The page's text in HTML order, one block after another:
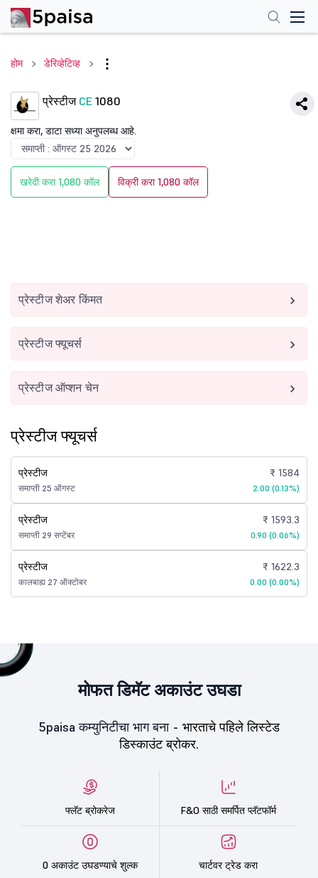
होम डेरिव्हेटिव्ह
प्रेस्टीज CE 1080
क्षमा करा, डाटा सध्या अनुपलब्ध आहे.
खरेदी करा 1,080 कॉल विक्री करा 1,080 कॉल
प्रेस्टीज शेअर किंमत
प्रेस्टीज फ्यूचर्स
प्रेस्टीज ऑप्शन चेन
प्रेस्टीज फ्यूचर्स
प्रेस्टीज
समाप्ती 25 ऑगस्ट
₹ 1584
2.00 (0.13%)
प्रेस्टीज
समाप्ती 29 सप्टेंबर
₹ 1593.3
0.90 (0.06%)
प्रेस्टीज
कालबाह्य 27 ऑक्टोबर
₹ 1622.3
0.00 (0.00%)
मोफत डिमॅट अकाउंट उघडा
5paisa कम्युनिटीचा भाग बना - भारताचे पहिले लिस्टेड
डिस्काउंट ब्रोकर.
फ्लॅट ब्रोकरेज F&O साठी समर्पित प्लॅटफॉर्म
0 अकाउंट उघडण्याचे शुल्क चार्टवर ट्रेड करा